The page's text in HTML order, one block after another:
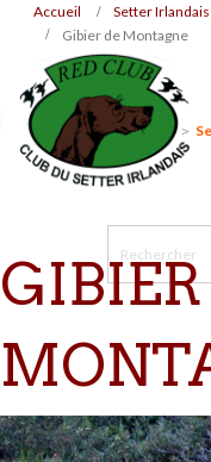
Accueil Setter Irlandais
Gibier de Montagne